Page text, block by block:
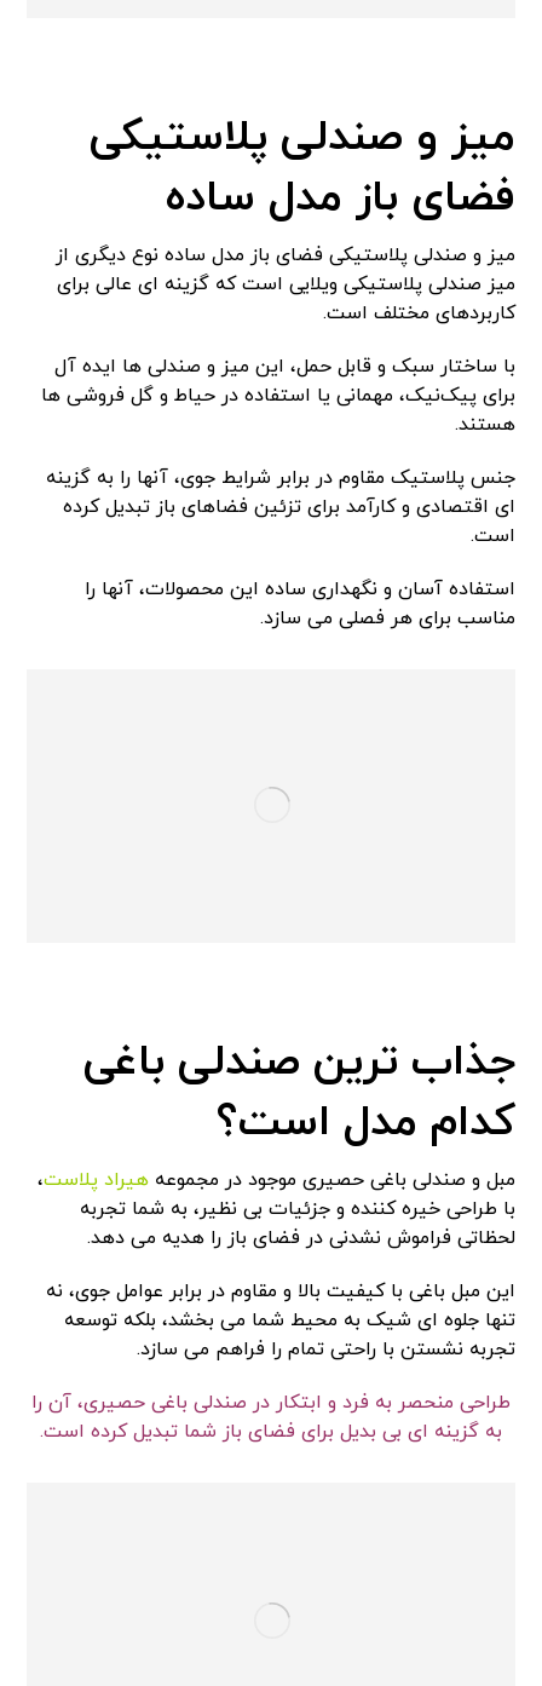
میز و صندلی پلاستیکی
فضای باز مدل ساده
میز و صندلی پلاستیکی فضای باز مدل ساده نوع دیگری از
میز صندلی پلاستیکی ویلایی است که گزینه ای عالی برای
کاربردهای مختلف است.
با ساختار سبک و قابل حمل، این میز و صندلی ها ایده آل
برای پیک‌نیک، مهمانی یا استفاده در حیاط و گل فروشی ها
هستند.
جنس پلاستیک مقاوم در برابر شرایط جوی، آنها را به گزینه
ای اقتصادی و کارآمد برای تزئین فضاهای باز تبدیل کرده
است.
استفاده آسان و نگهداری ساده این محصولات، آنها را
مناسب برای هر فصلی می سازد.
جذاب ترین صندلی باغی
کدام مدل است؟
مبل و صندلی باغی حصیری موجود در مجموعههیراد پلاست،
با طراحی خیره کننده و جزئیات بی نظیر، به شما تجربه
لحظاتی فراموش نشدنی در فضای باز را هدیه می دهد.
این مبل باغی با کیفیت بالا و مقاوم در برابر عوامل جوی، نه
تنها جلوه ای شیک به محیط شما می بخشد، بلکه توسعه
تجربه نشستن با راحتی تمام را فراهم می سازد.
طراحی منحصر به فرد و ابتکار در صندلی باغی حصیری، آن را
به گزینه ای بی بدیل برای فضای باز شما تبدیل کرده است.